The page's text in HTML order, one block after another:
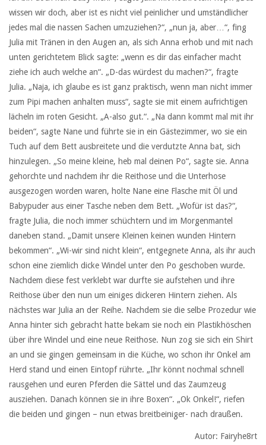
wissen wir doch, aber ist es nicht viel peinlicher und umständlicher
jedes mal die nassen Sachen umzuziehen?“, „nun ja, aber…“, fing
Julia mit Tränen in den Augen an, als sich Anna erhob und mit nach
unten gerichtetem Blick sagte: „wenn es dir das einfacher macht
ziehe ich auch welche an“. „D-das würdest du machen?“, fragte
Julia. „Naja, ich glaube es ist ganz praktisch, wenn man nicht immer
zum Pipi machen anhalten muss“, sagte sie mit einem aufrichtigen
lächeln im roten Gesicht. „A-also gut.“. „Na dann kommt mal mit ihr
beiden“, sagte Nane und führte sie in ein Gästezimmer, wo sie ein
Tuch auf dem Bett ausbreitete und die verdutzte Anna bat, sich
hinzulegen. „So meine kleine, heb mal deinen Po“, sagte sie. Anna
gehorchte und nachdem ihr die Reithose und die Unterhose
ausgezogen worden waren, holte Nane eine Flasche mit Öl und
Babypuder aus einer Tasche neben dem Bett. „Wofür ist das?“,
fragte Julia, die noch immer schüchtern und im Morgenmantel
daneben stand. „Damit unsere Kleinen keinen wunden Hintern
bekommen“. „Wi-wir sind nicht klein“, entgegnete Anna, als ihr auch
schon eine ziemlich dicke Windel unter den Po geschoben wurde.
Nachdem diese fest verklebt war durfte sie aufstehen und ihre
Reithose über den nun um einiges dickeren Hintern ziehen. Als
nächstes war Julia an der Reihe. Nachdem sie die selbe Prozedur wie
Anna hinter sich gebracht hatte bekam sie noch ein Plastikhöschen
über ihre Windel und eine neue Reithose. Nun zog sie sich ein Shirt
an und sie gingen gemeinsam in die Küche, wo schon ihr Onkel am
Herd stand und einen Eintopf rührte. „Ihr könnt nochmal schnell
rausgehen und euren Pferden die Sättel und das Zaumzeug
ausziehen. Danach können sie in ihre Boxen“. „Ok Onkel!“, riefen
die beiden und gingen – nun etwas breitbeiniger- nach draußen.
Autor: Fairyhe8rt